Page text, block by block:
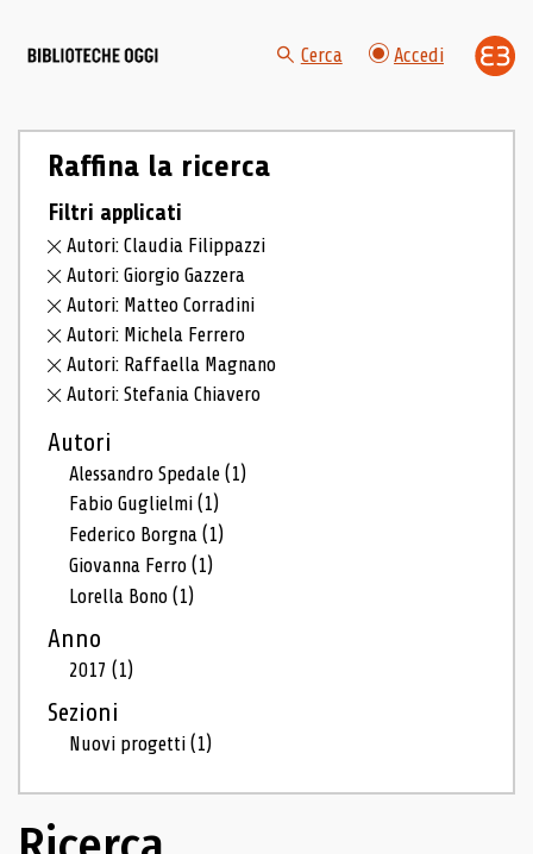
Cerca Accedi
Raffina la ricerca
Filtri applicati
Autori: Claudia Filippazzi
Autori: Giorgio Gazzera
Autori: Matteo Corradini
Autori: Michela Ferrero
Autori: Raffaella Magnano
Autori: Stefania Chiavero
Autori
Alessandro Spedale(1)
Fabio Guglielmi(1)
Federico Borgna(1)
Giovanna Ferro(1)
Lorella Bono(1)
Anno
2017(1)
Sezioni
Nuovi progetti(1)